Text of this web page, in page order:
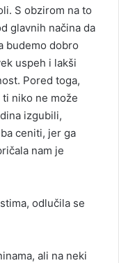
S obzirom na to
glavnih načina da
budemo dobro
uspeh i lakši
Pored toga,
niko ne može
izgubili,
ceniti, jer ga
nam je
odlučila se
ali na neki